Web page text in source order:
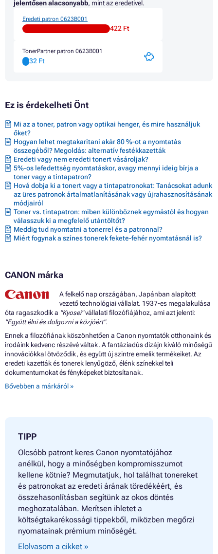
Patron CANON PIXMA MP600R
Patron CANON PIXMA MP610
Patron CANON PIXMA MP800
Patron CANON PIXMA MP800 SERIES
Patron CANON PIXMA MP810
Patron CANON PIXMA MP830
Patron CANON PIXMA MX850
Patron CANON PIXMA PRO 9000 SERIES
Patron CANON PIXMA PRO-9000 MARK II
jelentősen alacsonyabb, mint az eredetivel.
Eredeti patron 0623B001
422 Ft
TonerPartner patron 0623B001
32 Ft
Ez is érdekelheti Önt
Mi az a toner, patron vagy optikai henger, és mire használjuk
őket?
Hogyan lehet megtakarítani akár 80 %-ot a nyomtatás
összegéből? Megoldás: alternatív festékkazetták
Eredeti vagy nem eredeti tonert vásároljak?
5%-os lefedettség nyomtatáskor, avagy mennyi ideig bírja a
toner vagy a tintapatron?
Hová dobja ki a tonert vagy a tintapatronokat: Tanácsokat adunk
az üres patronok ártalmatlanításának vagy újrahasznosításának
módjairól
Toner vs. tintapatron: miben különböznek egymástól és hogyan
válasszuk ki a megfelelő utántöltőt?
Meddig tud nyomtatni a tonerrel és a patronnal?
Miért fogynak a színes tonerek fekete-fehér nyomtatásnál is?
CANON márka
A felkelő nap országában, Japánban alapított
vezető technológiai vállalat. 1937-es megalakulása
óta ragaszkodik a "Kyosei"vállalati filozófiájához, ami azt jelenti:
"Együtt élni és dolgozni a közjóért".
Ennek a filozófiának köszönhetően a Canon nyomtatók otthonaink és
irodáink kedvenc részévé váltak. A fantáziadús dizájn kiváló minőségű
innovációkkal ötvöződik, és együtt új szintre emelik termékeiket. Az
eredeti kazetták és tonerek lenyűgöző, élénk színekkel teli
dokumentumokat és fényképeket biztosítanak.
Bővebben a márkáról »
TIPP
Olcsóbb patront keres Canon nyomtatójához
anélkül, hogy a minőségben kompromisszumot
kellene kötnie? Megmutatjuk, hol találhat tonereket
és patronokat az eredeti árának töredékéért, és
összehasonlításban segítünk az okos döntés
meghozatalában. Merítsen ihletet a
költségtakarékossági tippekből, miközben megőrzi
nyomatainak prémium minőségét.
Elolvasom a cikket »